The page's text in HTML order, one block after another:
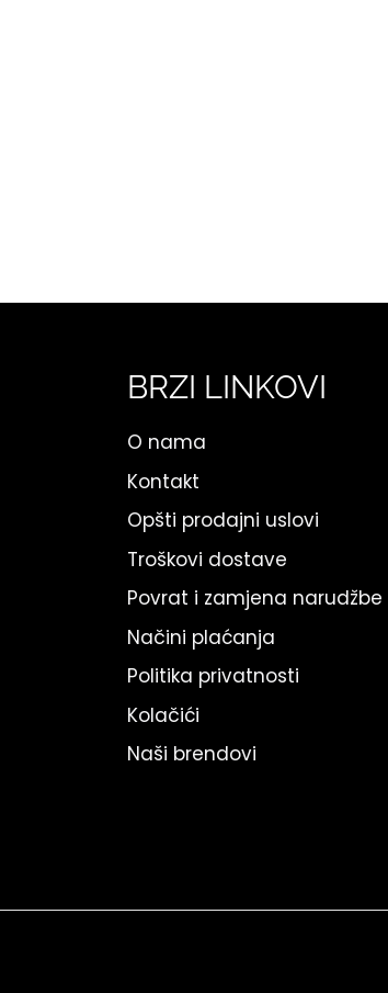
BRZI LINKOVI
O nama
Kontakt
Opšti prodajni uslovi
Troškovi dostave
Povrat i zamjena narudžbe
Načini plaćanja
Politika privatnosti
Kolačići
Naši brendovi